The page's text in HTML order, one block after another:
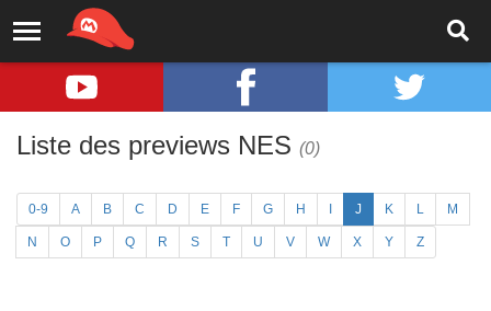
Liste des previews NES (0)
0-9 A B C D E F G H J K L M
N O P Q R S T U V W X Y Z